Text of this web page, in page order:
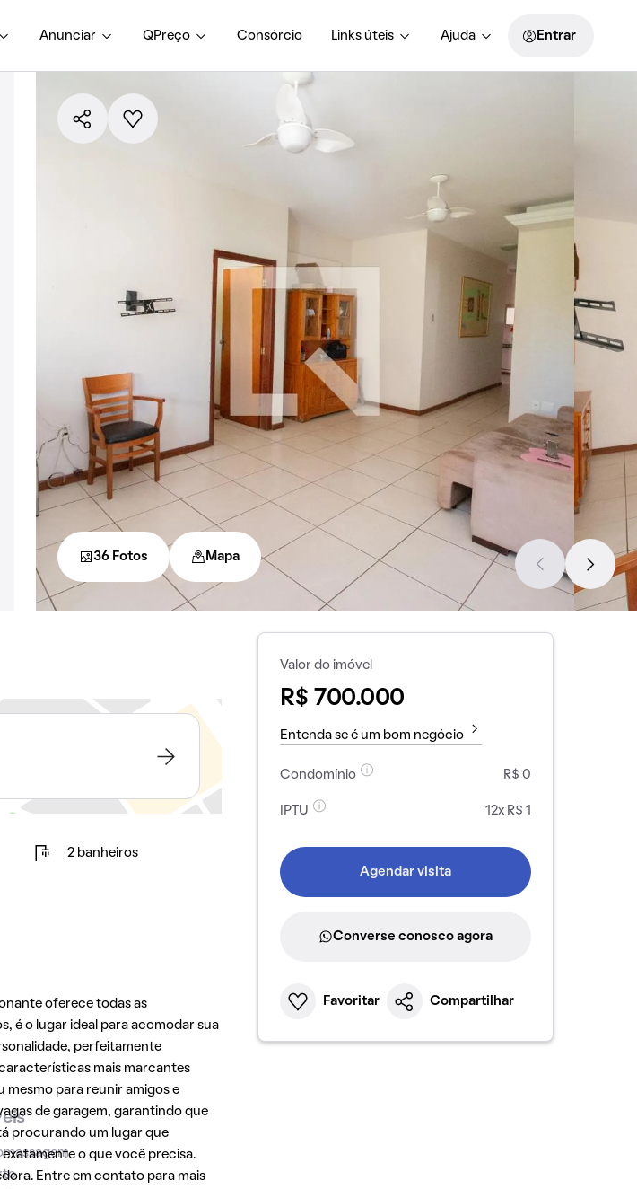
Anunciar QPreço Consórcio Links úteis Ajuda Entrar
36 Fotos Mapa
2 banheiros
oferece todas as
é o lugar ideal para acomodar sua
perfeitamente
mais marcantes
mesmo para reunir amigos e
de garagem, garantindo que
procurando um lugar que
o que você precisa.
Entre em contato para mais
Valor do imóvel
R$ 700.000
Entenda se é um bom negócio
Condomínio R$ 0
IPTU 12x R$ 1
Agendar visita
Converse conosco agora
Favoritar Compartilhar